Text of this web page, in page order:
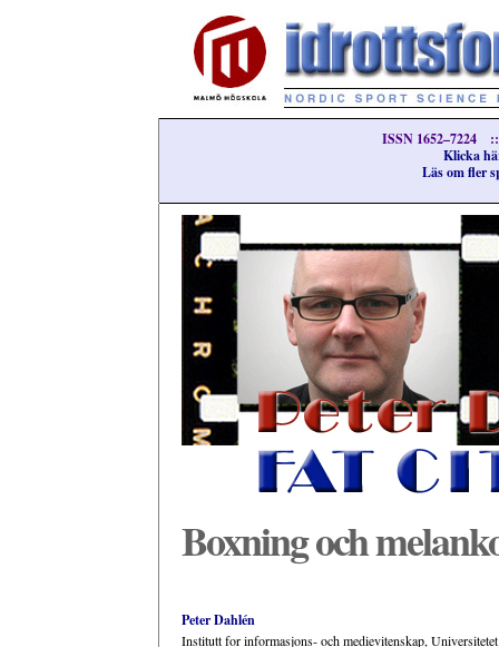
ISSN 1652–7224
Klicka
Läs om fler
Boxning och
Peter Dahlén
Institutt for informasjons- och medievitenskap,